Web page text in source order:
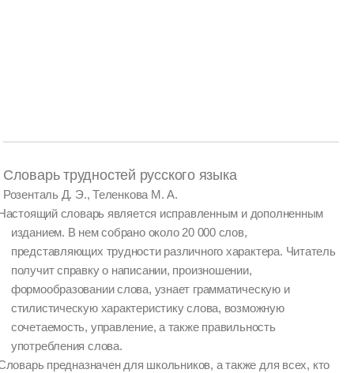
Словарь трудностей русского языка
Розенталь Д. Э., Теленкова М. А.
словарь является исправленным и дополненным
изданием. В нем собрано около 20 000 слов,
представляющих трудности различного характера. Читатель
получит справку о написании, произношении,
формообразовании слова, узнает грамматическую и
стилистическую характеристику слова, возможную
сочетаемость, управление, а также правильность
употребления слова.
предназначен для школьников, а также для всех, кто